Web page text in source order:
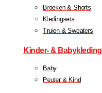
Broeken & Shorts
Kledingsets
Truien & Sweaters
Kinder- & Babykleding
Baby
Peuter & Kind